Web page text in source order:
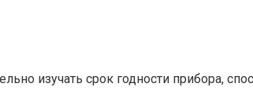
изучать срок годности прибора,